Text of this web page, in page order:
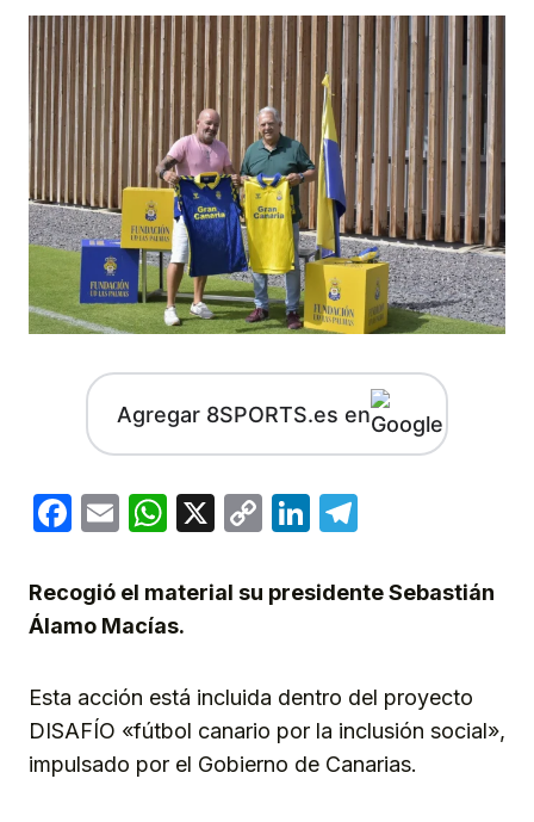
Agregar 8SPORTS.es en
Facebook
EmailWhatsApp
X
CopyLinkedIn
Recogió el material su presidente Sebastián
Álamo Macías.
Esta acción está incluida dentro del proyecto
DISAFÍO «fútbol canario por la inclusión social»,
impulsado por el Gobierno de Canarias.